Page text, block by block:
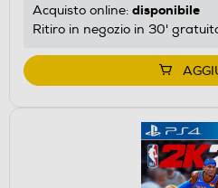
Acquisto online: disponibile
Ritiro in negozio in 30'